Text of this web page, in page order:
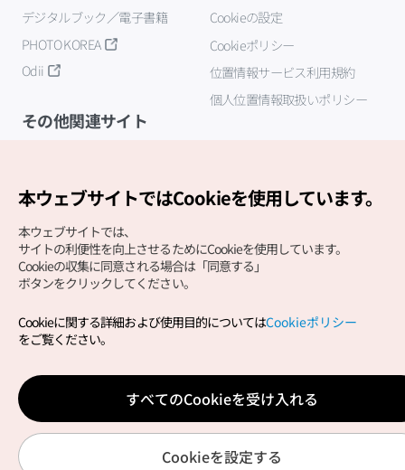
デジタルブック／電子書籍
PHOTO KOREA
Odii
Cookieの設定
Cookieポリシー
位置情報サービス利用規約
個人位置情報取扱いポリシー
その他関連サイト
Copyright (c) Korea Tourism Organization All Rights
サイトエラー報告公式メール
japanese@knto.or.kr
本ウェブサイトではCookieを使用しています。
本ウェブサイトでは、
サイトの利便性を向上させるためにCookieを使用しています。
Cookieの収集に同意される場合は「同意する」
ボタンをクリックしてください。
Cookieに関する詳細および使用目的についてはCookieポリシー
をご覧ください。
すべてのCookieを受け入れる
Cookieを設定する